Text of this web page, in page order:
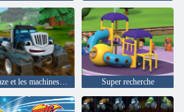
Blaze et les machines de monstres Super recherche